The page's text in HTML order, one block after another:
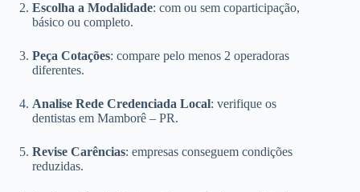
Escolha a Modalidade: com ou sem coparticipação,
básico ou completo.
Peça Cotações: compare pelo menos 2 operadoras
diferentes.
Analise Rede Credenciada Local: verifique os
dentistas em Mamborê – PR.
Revise Carências: empresas conseguem condições
reduzidas.